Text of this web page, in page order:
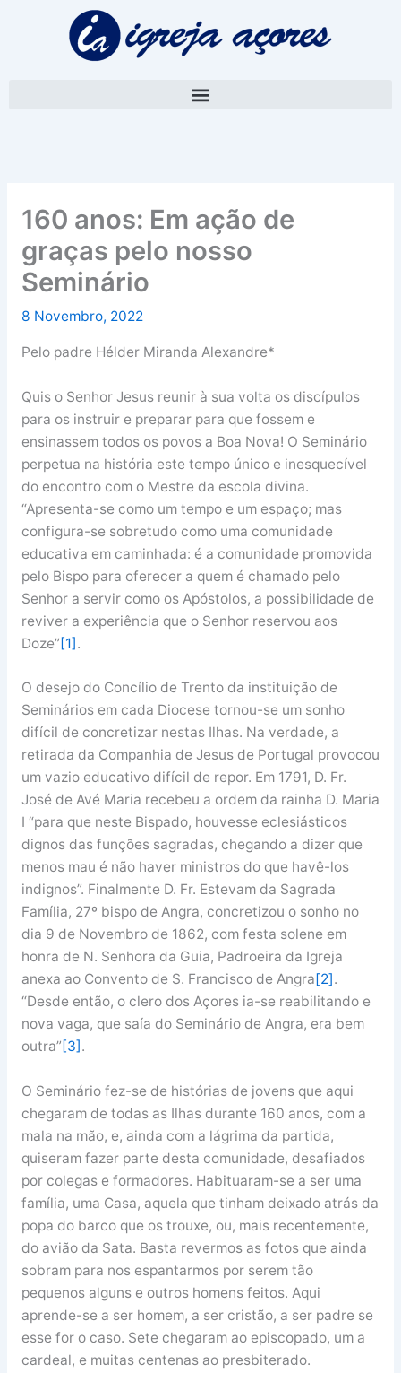
160 anos: Em ação de
graças pelo nosso
Seminário
8 Novembro, 2022
Pelo padre Hélder Miranda Alexandre*
Quis o Senhor Jesus reunir à sua volta os discípulos
para os instruir e preparar para que fossem e
ensinassem todos os povos a Boa Nova! O Seminário
perpetua na história este tempo único e inesquecível
do encontro com o Mestre da escola divina.
“Apresenta-se como um tempo e um espaço; mas
configura-se sobretudo como uma comunidade
educativa em caminhada: é a comunidade promovida
pelo Bispo para oferecer a quem é chamado pelo
Senhor a servir como os Apóstolos, a possibilidade de
reviver a experiência que o Senhor reservou aos
Doze”[1].
O desejo do Concílio de Trento da instituição de
Seminários em cada Diocese tornou-se um sonho
difícil de concretizar nestas Ilhas. Na verdade, a
retirada da Companhia de Jesus de Portugal provocou
um vazio educativo difícil de repor. Em 1791, D. Fr.
José de Avé Maria recebeu a ordem da rainha D. Maria
I “para que neste Bispado, houvesse eclesiásticos
dignos das funções sagradas, chegando a dizer que
menos mau é não haver ministros do que havê-los
indignos”. Finalmente D. Fr. Estevam da Sagrada
Família, 27º bispo de Angra, concretizou o sonho no
dia 9 de Novembro de 1862, com festa solene em
honra de N. Senhora da Guia, Padroeira da Igreja
anexa ao Convento de S. Francisco de Angra[2].
“Desde então, o clero dos Açores ia-se reabilitando e
nova vaga, que saía do Seminário de Angra, era bem
outra” [3] .
O Seminário fez-se de histórias de jovens que aqui
chegaram de todas as Ilhas durante 160 anos, com a
mala na mão, e, ainda com a lágrima da partida,
quiseram fazer parte desta comunidade, desafiados
por colegas e formadores. Habituaram-se a ser uma
família, uma Casa, aquela que tinham deixado atrás da
popa do barco que os trouxe, ou, mais recentemente,
do avião da Sata. Basta revermos as fotos que ainda
sobram para nos espantarmos por serem tão
pequenos alguns e outros homens feitos. Aqui
aprende-se a ser homem, a ser cristão, a ser padre se
esse for o caso. Sete chegaram ao episcopado, um a
cardeal, e muitas centenas ao presbiterado.